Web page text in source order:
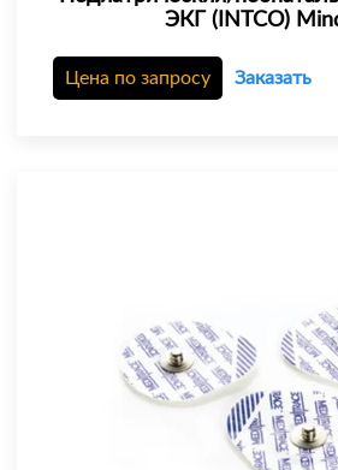
ЭКГ (INTCO)
Цена по запросу Заказать